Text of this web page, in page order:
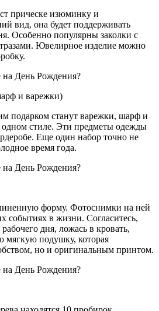
прическе изюминку и
вид, она будет поддерживать
Особенно популярны заколки с
Ювелирное изделие можно
и варежки)
подарком станут варежки, шарф и
стиле. Эти предметы одежды
Еще один набор точно не
время года.
форму. Фотоснимки на ней
событиях в жизни. Согласитесь,
дня, ложась в кровать,
подушку, которая
но и оригинальным принтом.